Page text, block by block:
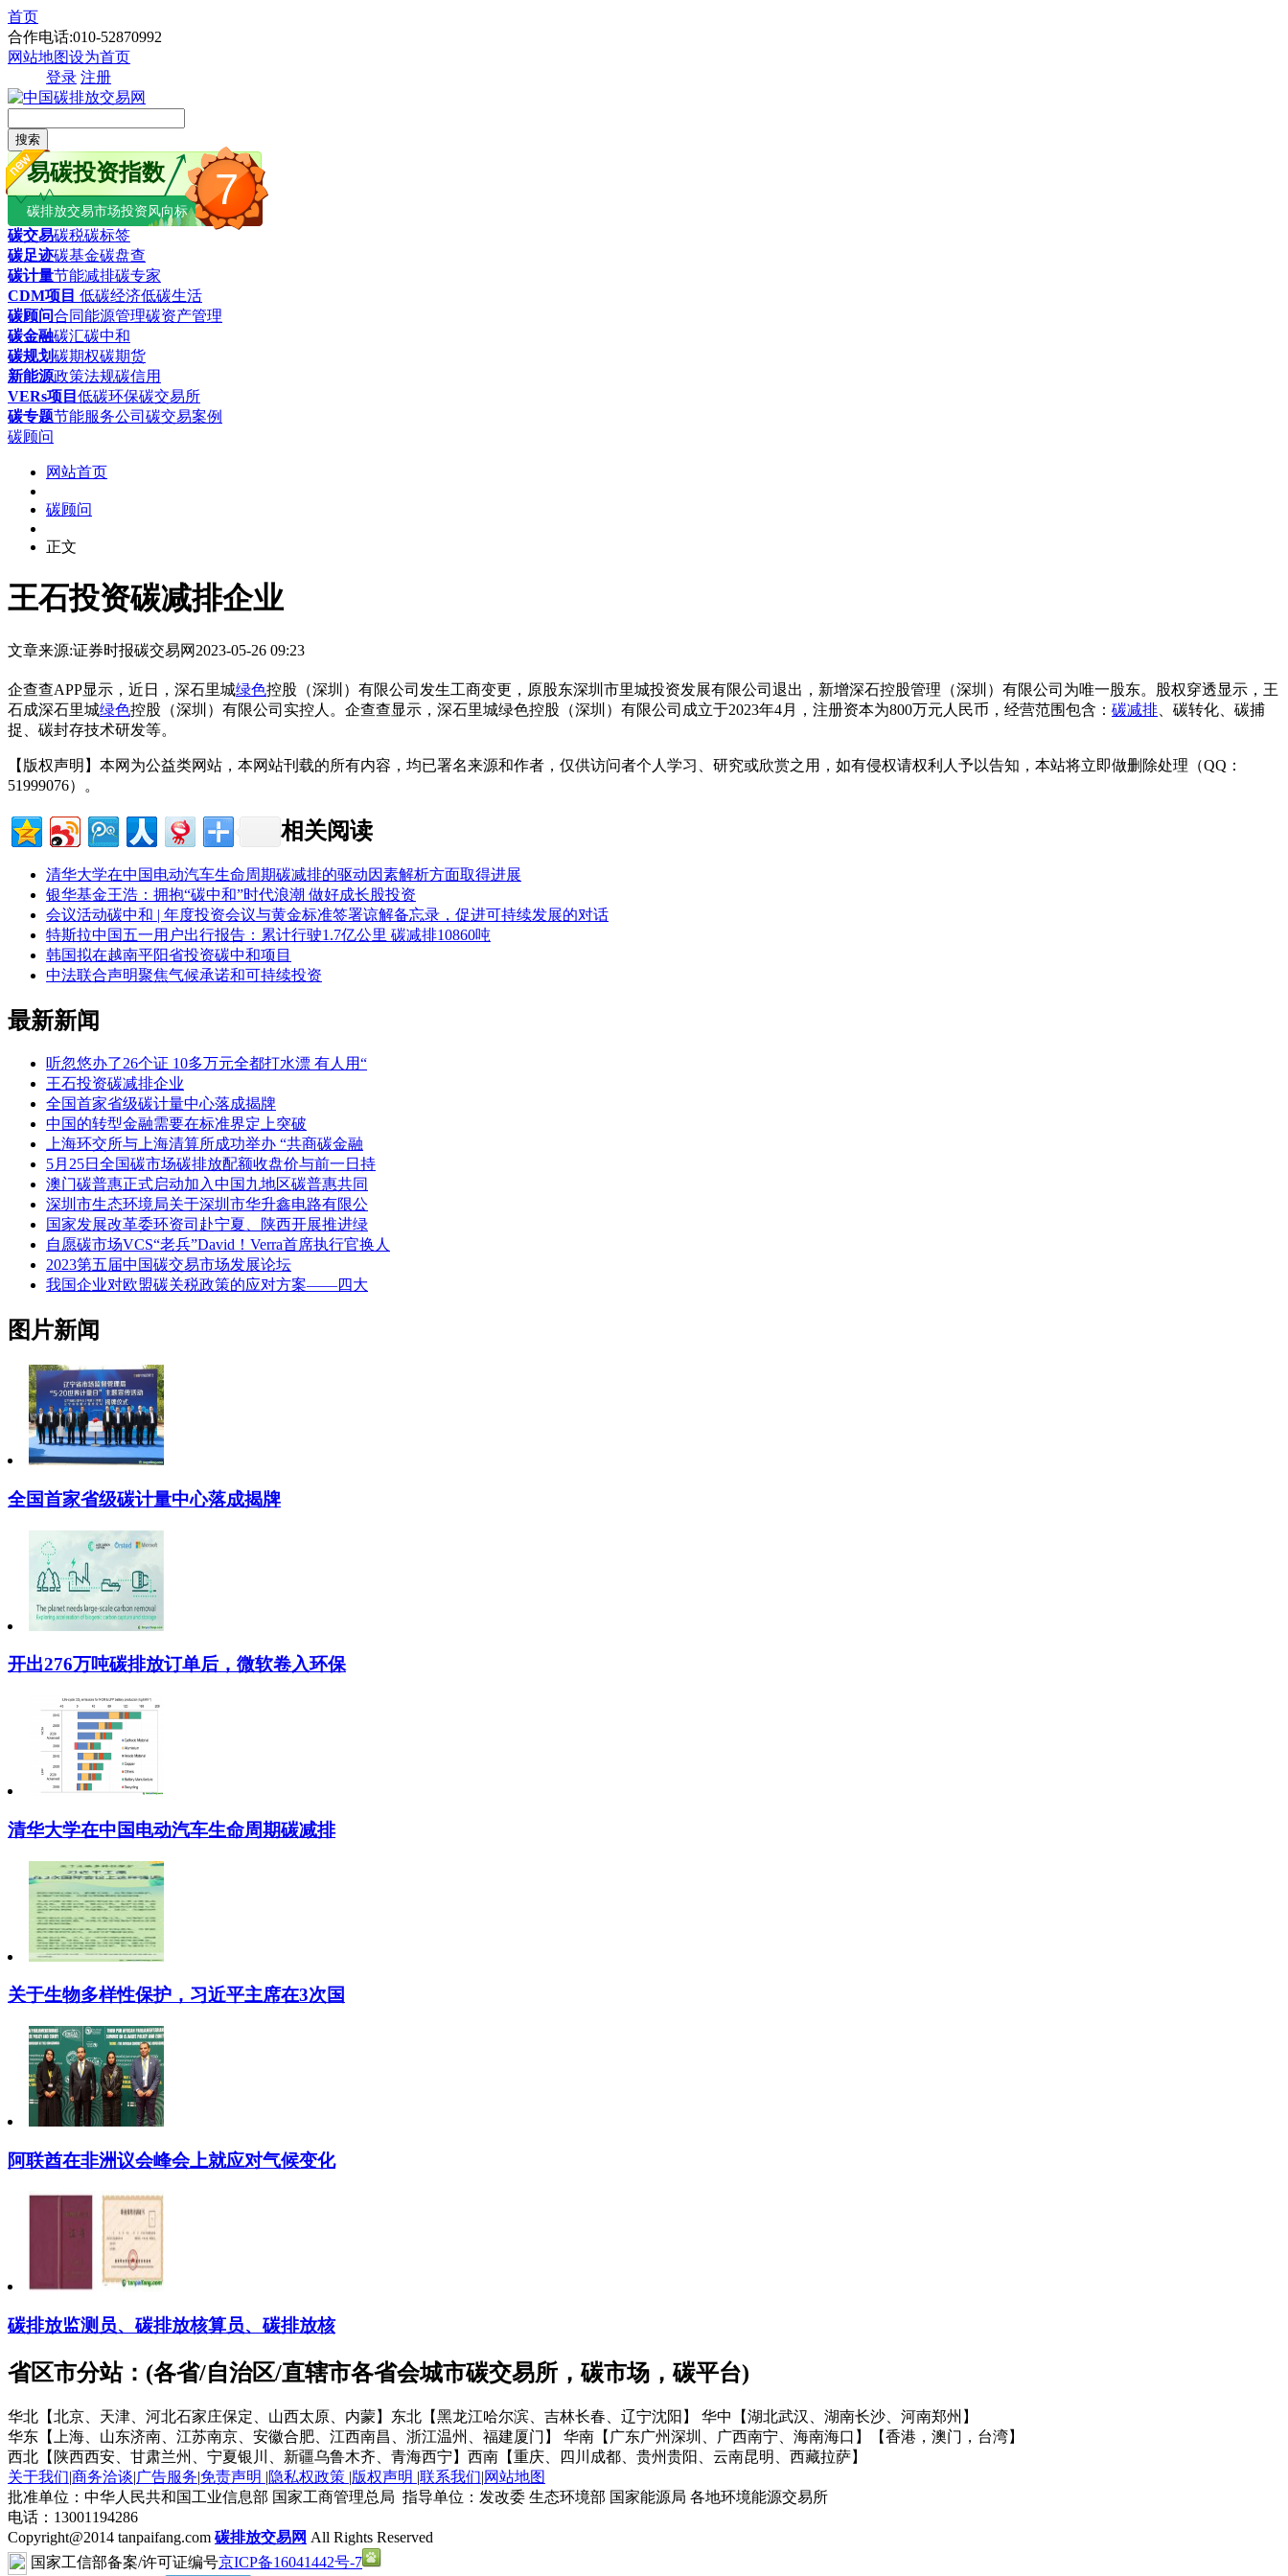
首页
合作电话:010-52870992
网站地图设为首页
登录 注册
搜索
7
易碳投资指数
碳排放交易市场投资风向标
碳交易碳税碳标签
碳足迹碳基金碳盘查
碳计量节能减排碳专家
CDM项目 低碳经济低碳生活
碳顾问合同能源管理碳资产管理
碳金融碳汇碳中和
碳规划碳期权碳期货
新能源政策法规碳信用
VERs项目 低碳环保碳交易所
碳专题节能服务公司 碳交易案例
碳顾问
网站首页
碳顾问
正文
王石投资碳减排企业
文章来源:证券时报碳交易网 2023-05-26 09:23
企查查APP显示，近日，深石里城绿色控股（深圳）有限公司发生工商变更，原股东深圳市里城投资发展有限公司退出，新增深石控股管理（深圳）有限公司为唯一股东。股权穿透显示，王
石成深石里城绿色控股（深圳）有限公司实控人。企查查显示，深石里城绿色控股（深圳）有限公司成立于2023年4月，注册资本为800万元人民币，经营范围包含： 碳减排 、碳转化、碳捕
捉、碳封存技术研发等。
【版权声明】本网为公益类网站，本网站刊载的所有内容，均已署名来源和作者，仅供访问者个人学习、研究或欣赏之用，如有侵权请权利人予以告知，本站将立即做删除处理（QQ：
51999076）。
相关阅读
清华大学在中国电动汽车生命周期碳减排的驱动因素解析方面取得进展
银华基金王浩：拥抱“碳中和”时代浪潮 做好成长股投资
会议活动碳中和 | 年度投资会议与黄金标准签署谅解备忘录，促进可持续发展的对话
特斯拉中国五一用户出行报告：累计行驶1.7亿公里 碳减排10860吨
韩国拟在越南平阳省投资碳中和项目
中法联合声明聚焦气候承诺和可持续投资
最新新闻
听忽悠办了26个证 10多万元全都打水漂 有人用“
王石投资碳减排企业
全国首家省级碳计量中心落成揭牌
中国的转型金融需要在标准界定上突破
上海环交所与上海清算所成功举办 “共商碳金融
5月25日全国碳市场碳排放配额收盘价与前一日持
澳门碳普惠正式启动加入中国九地区碳普惠共同
深圳市生态环境局关于深圳市华升鑫电路有限公
国家发展改革委环资司赴宁夏、陕西开展推进绿
自愿碳市场VCS“老兵”David！Verra首席执行官换人
2023第五届中国碳交易市场发展论坛
我国企业对欧盟碳关税政策的应对方案——四大
图片新闻
全国首家省级碳计量中心落成揭牌
开出276万吨碳排放订单后，微软卷入环保
清华大学在中国电动汽车生命周期碳减排
关于生物多样性保护，习近平主席在3次国
阿联酋在非洲议会峰会上就应对气候变化
碳排放监测员、碳排放核算员、碳排放核
省区市分站：(各省/自治区/直辖市各省会城市碳交易所，碳市场，碳平台)
华北【北京、天津、河北石家庄保定、山西太原、内蒙】 东北【黑龙江哈尔滨、吉林长春、辽宁沈阳】
华中【湖北武汉、湖南长沙、河南郑州】
华东【上海、山东济南、江苏南京、安徽合肥、江西南昌、浙江温州、福建厦门】
华南【广东广州深圳、广西南宁、海南海口】
【香港，澳门，台湾】
西北【陕西西安、甘肃兰州、宁夏银川、新疆乌鲁木齐、青海西宁】 西南【重庆、四川成都、贵州贵阳、云南昆明、西藏拉萨】
关于我们|商务洽谈|广告服务|免责声明 |隐私权政策 |版权声明 |联系我们|网站地图
批准单位：中华人民共和国工业信息部 国家工商管理总局 指导单位：发改委 生态环境部 国家能源局 各地环境能源交易所
电话：13001194286
Copyright@2014 tanpaifang.com 碳排放交易网 All Rights Reserved
国家工信部备案/许可证编号京ICP备16041442号-7